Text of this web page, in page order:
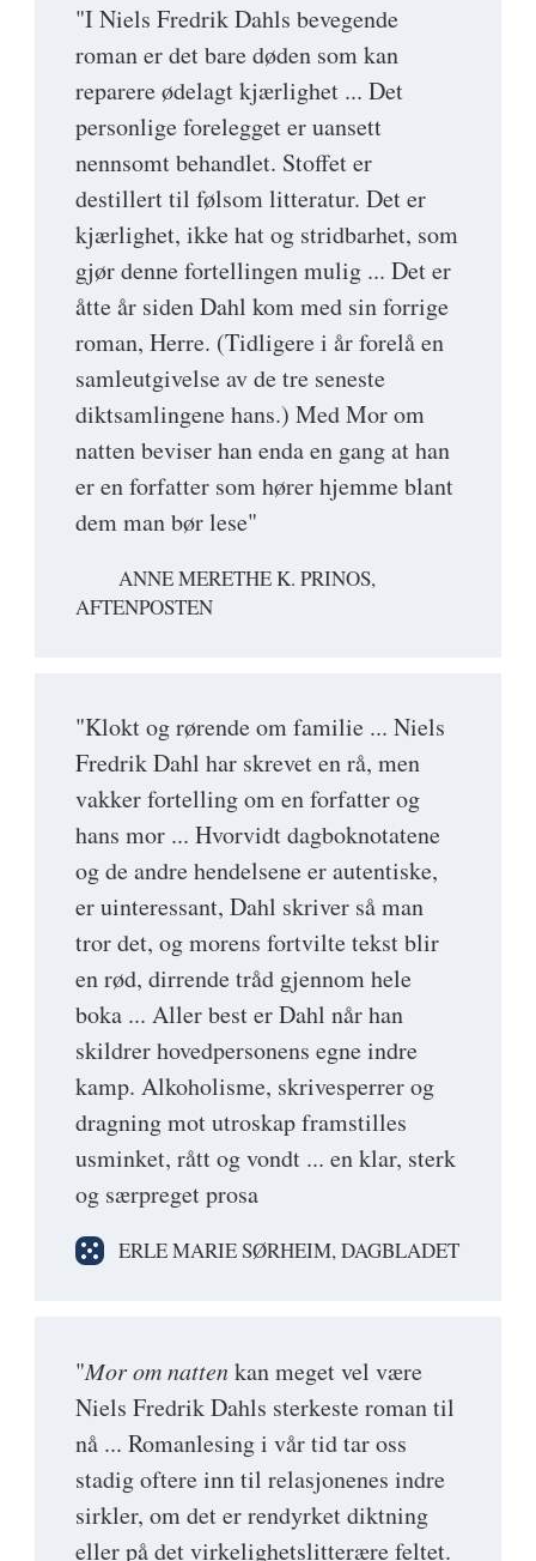
"I Niels Fredrik Dahls bevegende
roman er det bare døden som kan
reparere ødelagt kjærlighet ... Det
personlige forelegget er uansett
nennsomt behandlet. Stoffet er
destillert til følsom litteratur. Det er
kjærlighet, ikke hat og stridbarhet, som
gjør denne fortellingen mulig ... Det er
åtte år siden Dahl kom med sin forrige
roman, Herre. (Tidligere i år forelå en
samleutgivelse av de tre seneste
diktsamlingene hans.) Med Mor om
natten beviser han enda en gang at han
er en forfatter som hører hjemme blant
dem man bør lese"
ANNE MERETHE K. PRINOS,
AFTENPOSTEN
"Klokt og rørende om familie ... Niels
Fredrik Dahl har skrevet en rå, men
vakker fortelling om en forfatter og
hans mor ... Hvorvidt dagboknotatene
og de andre hendelsene er autentiske,
er uinteressant, Dahl skriver så man
tror det, og morens fortvilte tekst blir
en rød, dirrende tråd gjennom hele
boka ... Aller best er Dahl når han
skildrer hovedpersonens egne indre
kamp. Alkoholisme, skrivesperrer og
dragning mot utroskap framstilles
usminket, rått og vondt ... en klar, sterk
og særpreget prosa
ERLE MARIE SØRHEIM, DAGBLADET
"Mor om nattenkan meget vel være
Niels Fredrik Dahls sterkeste roman til
nå ... Romanlesing i vår tid tar oss
stadig oftere inn til relasjonenes indre
sirkler, om det er rendyrket diktning
eller på det virkelighetslitterære feltet.